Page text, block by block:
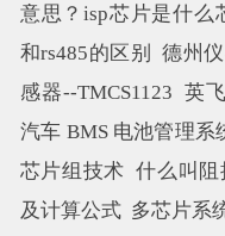
意思？isp芯片是什么
和rs485的区别
德州
感器--TMCS1123 英
汽车 BMS 电池管理系
芯片组技术 什么叫
及计算公式 多芯片系